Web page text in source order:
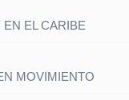
EN EL CARIBE
MOVIMIENTO